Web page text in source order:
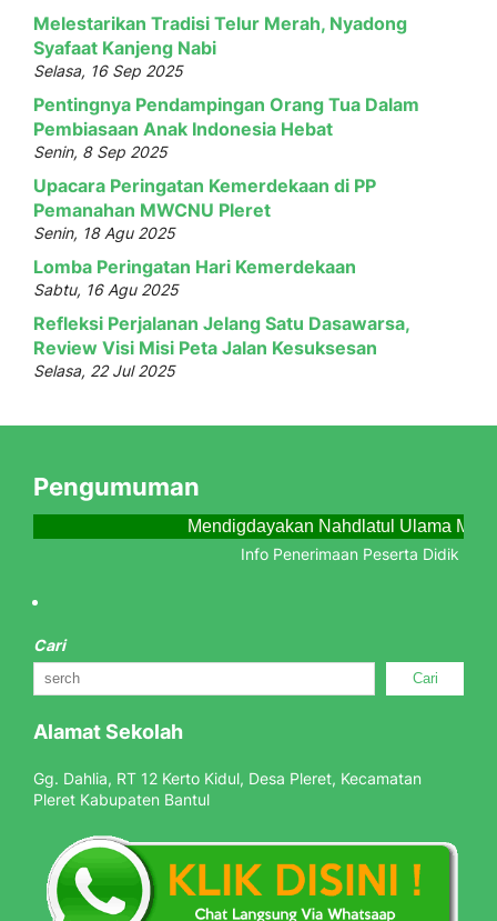
Melestarikan Tradisi Telur Merah, Nyadong
Syafaat Kanjeng Nabi
Selasa, 16 Sep 2025
Pentingnya Pendampingan Orang Tua Dalam
Pembiasaan Anak Indonesia Hebat
Senin, 8 Sep 2025
Upacara Peringatan Kemerdekaan di PP
Pemanahan MWCNU Pleret
Senin, 18 Agu 2025
Lomba Peringatan Hari Kemerdekaan
Sabtu, 16 Agu 2025
Refleksi Perjalanan Jelang Satu Dasawarsa,
Review Visi Misi Peta Jalan Kesuksesan
Selasa, 22 Jul 2025
Pengumuman
Mendigdayakan Nahdlatul Ulama
Info Penerimaan Peserta Didik Baru
Cari
Cari
Alamat Sekolah
Gg. Dahlia, RT 12 Kerto Kidul, Desa Pleret, Kecamatan
Pleret Kabupaten Bantul